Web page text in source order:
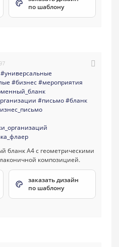
по шаблону
#универсальные
#бизнес#мероприятия
#письмо#бланк
заказать дизайн
по шаблону